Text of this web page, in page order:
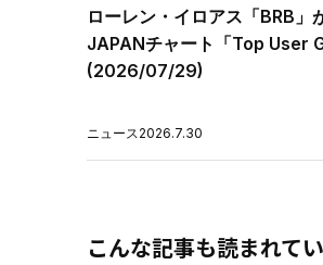
ローレン・イロアス「BRB
JAPANチャート「Top User
(2026/07/29)
ニュース2026.7.30
こんな記事も読まれて